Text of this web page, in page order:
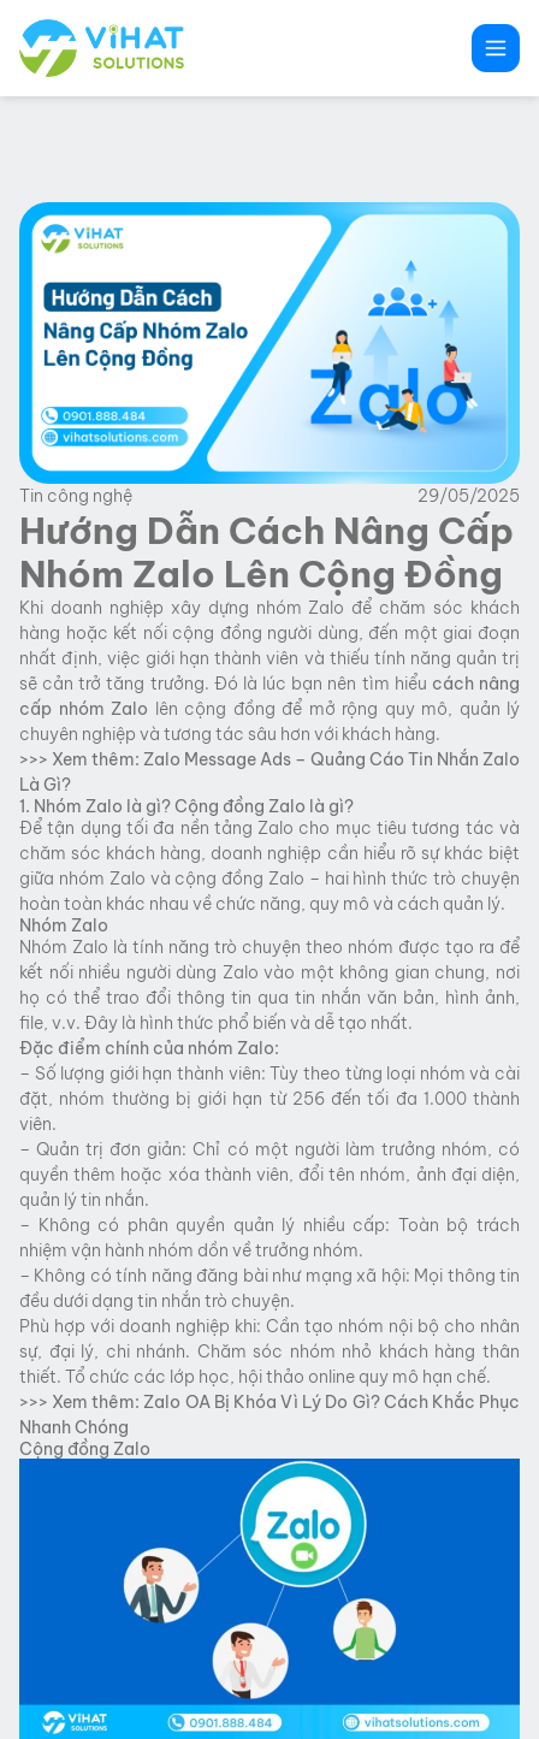
đến
phần
Tin công nghệ 29/05/2025
Hướng Dẫn Cách Nâng Cấp
Nhóm Zalo Lên Cộng Đồng
Khi doanh nghiệp xây dựng nhóm Zalo để chăm sóc khách
hàng hoặc kết nối cộng đồng người dùng, đến một giai đoạn
nhất định, việc giới hạn thành viên và thiếu tính năng quản trị
sẽ cản trở tăng trưởng. Đó là lúc bạn nên tìm hiểu cách nâng
cấp nhóm Zalo lên cộng đồng để mở rộng quy mô, quản lý
chuyên nghiệp và tương tác sâu hơn với khách hàng.
>>> Xem thêm: Zalo Message Ads – Quảng Cáo Tin Nhắn Zalo
Là Gì?
1. Nhóm Zalo là gì? Cộng đồng Zalo là gì?
Để tận dụng tối đa nền tảng Zalo cho mục tiêu tương tác và
chăm sóc khách hàng, doanh nghiệp cần hiểu rõ sự khác biệt
giữa nhóm Zalo và cộng đồng Zalo – hai hình thức trò chuyện
hoàn toàn khác nhau về chức năng, quy mô và cách quản lý.
Nhóm Zalo
Nhóm Zalo là tính năng trò chuyện theo nhóm được tạo ra để
kết nối nhiều người dùng Zalo vào một không gian chung, nơi
họ có thể trao đổi thông tin qua tin nhắn văn bản, hình ảnh,
file, v.v. Đây là hình thức phổ biến và dễ tạo nhất.
Đặc điểm chính của nhóm Zalo:
– Số lượng giới hạn thành viên: Tùy theo từng loại nhóm và cài
đặt, nhóm thường bị giới hạn từ 256 đến tối đa 1.000 thành
viên.
– Quản trị đơn giản: Chỉ có một người làm trưởng nhóm, có
quyền thêm hoặc xóa thành viên, đổi tên nhóm, ảnh đại diện,
quản lý tin nhắn.
– Không có phân quyền quản lý nhiều cấp: Toàn bộ trách
nhiệm vận hành nhóm dồn về trưởng nhóm.
– Không có tính năng đăng bài như mạng xã hội: Mọi thông tin
đều dưới dạng tin nhắn trò chuyện.
Phù hợp với doanh nghiệp khi: Cần tạo nhóm nội bộ cho nhân
sự, đại lý, chi nhánh. Chăm sóc nhóm nhỏ khách hàng thân
thiết. Tổ chức các lớp học, hội thảo online quy mô hạn chế.
>>> Xem thêm: Zalo OA Bị Khóa Vì Lý Do Gì? Cách Khắc Phục
Nhanh Chóng
Cộng đồng Zalo